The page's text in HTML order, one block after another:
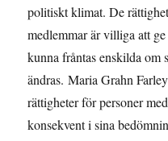
politiskt klimat. De
medlemmar är villiga att
kunna fråntas enskilda om
ändras. Maria Grahn
rättigheter för personer
konsekvent i sina